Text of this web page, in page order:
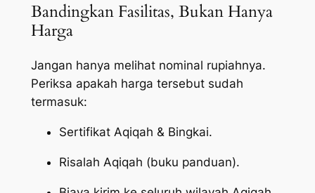
Bandingkan Fasilitas, Bukan Hanya
Harga
Jangan hanya melihat nominal rupiahnya.
Periksa apakah harga tersebut sudah
termasuk:
Sertifikat Aqiqah & Bingkai.
Risalah Aqiqah (buku panduan).